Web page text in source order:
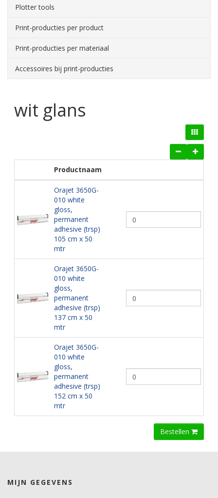
Plotter tools
Print-producties per product
Print-producties per materiaal
Accessoires bij print-producties
wit glans
Productnaam
Orajet 3650G-
010 white
gloss,
permanent
adhesive (trsp)
105 cm x 50
mtr
Orajet 3650G-
010 white
gloss,
permanent
adhesive (trsp)
137 cm x 50
mtr
Orajet 3650G-
010 white
gloss,
permanent
adhesive (trsp)
152 cm x 50
mtr
Bestellen
MIJN GEGEVENS